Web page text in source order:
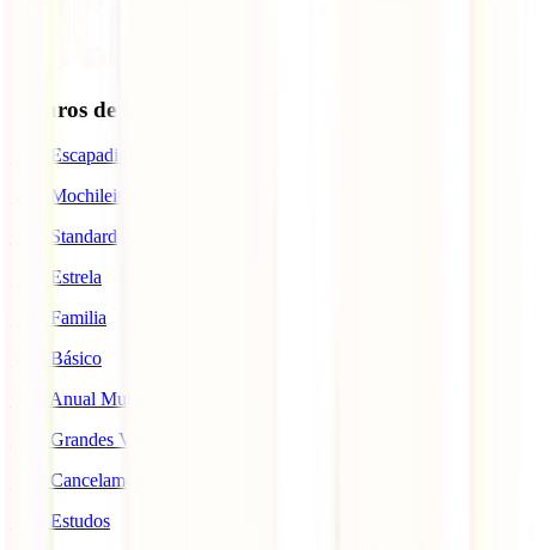
Seguros de Viagem
IATI Escapadinhas
IATI Mochileiro
IATI Standard
IATI Estrela
IATI Familia
IATI Básico
IATI Anual Multiviagem
IATI Grandes Viajantes
IATI Cancelamento Premium
IATI Estudos